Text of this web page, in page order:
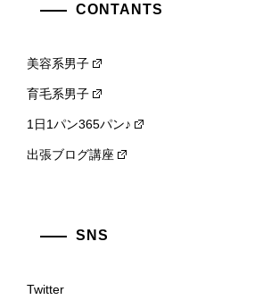
CONTANTS
美容系男子
育毛系男子
1日1パン365パン♪
出張ブログ講座
SNS
Twitter